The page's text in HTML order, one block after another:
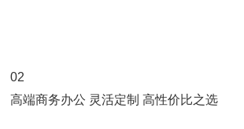
02
高端商务办公 灵活定制 高性价比之选